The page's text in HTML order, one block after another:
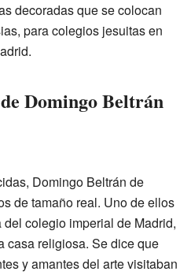
decoradas que se colocan
para colegios jesuitas en
Domingo Beltrán
Domingo Beltrán de
de tamaño real. Uno de ellos
colegio imperial de Madrid,
casa religiosa. Se dice que
y amantes del arte visitaban